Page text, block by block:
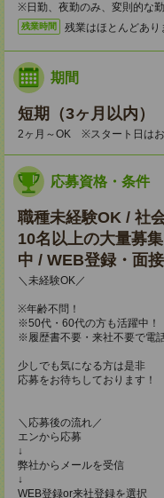
※日勤、夜勤のみ、変則的な
残業時間 残業はほとんどあり
期間
短期（3ヶ月以内）
2ヶ月～OK ※スタート日はお
応募資格・条件
職種未経験OK / 社
10名以上の大量募
中 / WEB登録・面
＼未経験OK／
※年齢不問！
※50代・60代の方も活躍中！
※履歴書不要・来社不要で電
少しでも気になる方は是非
応募をお待ちしております！
＼応募後の流れ／
エンから応募
↓
弊社からメールを受信
↓
WEB登録or来社登録を選択